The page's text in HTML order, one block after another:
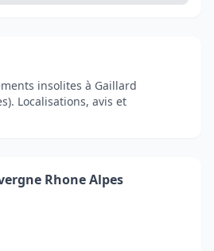
insolites à Gaillard
Localisations, avis et
Rhone Alpes